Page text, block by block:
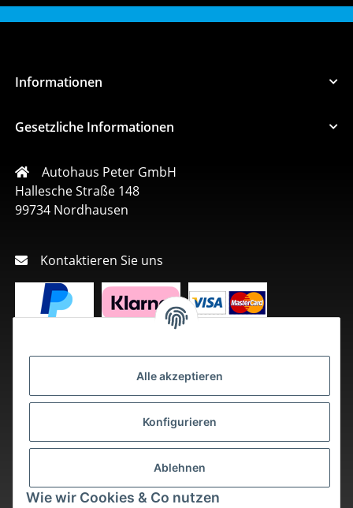
Alle akzeptieren
Konfigurieren
Ablehnen
Wie wir Cookies & Co nutzen
Informationen
Gesetzliche Informationen
Autohaus Peter GmbH
Hallesche Straße 148
99734 Nordhausen
Kontaktieren Sie uns